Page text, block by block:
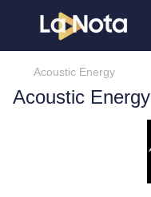
Acoustic Energy
Acoustic Energy